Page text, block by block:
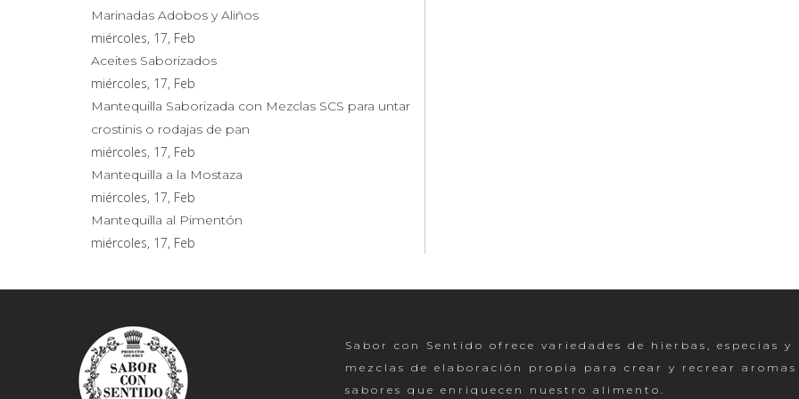
Marinadas Adobos y Aliños
miércoles, 17, Feb
Aceites Saborizados
miércoles, 17, Feb
Mantequilla Saborizada con Mezclas SCS para untar
crostinis o rodajas de pan
miércoles, 17, Feb
Mantequilla a la Mostaza
miércoles, 17, Feb
Mantequilla al Pimentón
miércoles, 17, Feb
Sabor con Sentido ofrece variedades de hierbas, especias y
mezclas de elaboración propia para crear y recrear
sabores que enriquecen nuestro alimento.